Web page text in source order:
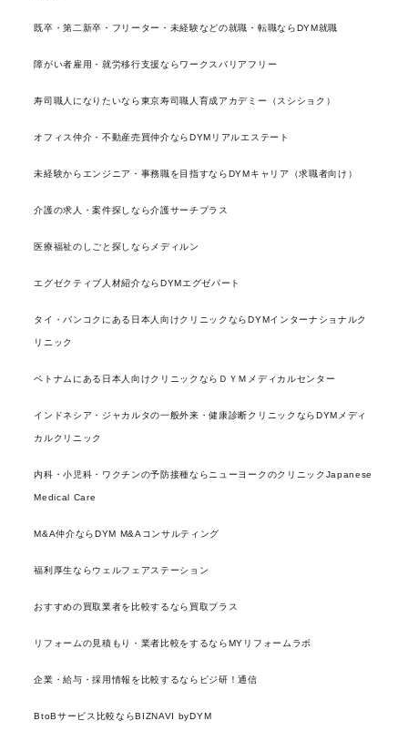
既卒・第二新卒・フリーター・未経験などの就職・転職ならDYM就職
障がい者雇用・就労移行支援ならワークスバリアフリー
寿司職人になりたいなら東京寿司職人育成アカデミー（スシショク）
オフィス仲介・不動産売買仲介ならDYMリアルエステート
未経験からエンジニア・事務職を目指すならDYMキャリア（求職者向け）
介護の求人・案件探しなら介護サーチプラス
医療福祉のしごと探しならメディルン
エグゼクティブ人材紹介ならDYMエグゼパート
タイ・バンコクにある日本人向けクリニックならDYMインターナショナルク
リニック
ベトナムにある日本人向けクリニックならＤＹＭメディカルセンター
インドネシア・ジャカルタの一般外来・健康診断クリニックならDYMメディ
カルクリニック
内科・小児科・ワクチンの予防接種ならニューヨークのクリニックJapanese
Medical Care
M&A仲介ならDYM M&Aコンサルティング
福利厚生ならウェルフェアステーション
おすすめの買取業者を比較するなら買取プラス
リフォームの見積もり・業者比較をするならMYリフォームラボ
企業・給与・採用情報を比較するならビジ研！通信
BtoBサービス比較ならBIZNAVI byDYM